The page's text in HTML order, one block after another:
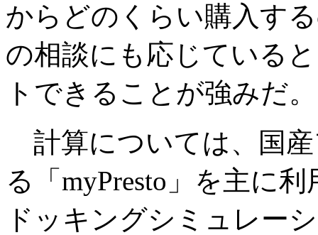
からどのくらい購入す
の相談にも応じている
トできることが強みだ。
計算については、国
る「myPresto」を主に
ドッキングシミュレー